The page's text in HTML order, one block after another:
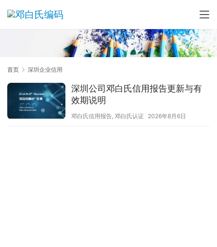
首页 深圳企业信用
深圳公司邓白氏信用报告更新与有
效期说明
邓白氏信用报告 邓白氏认证 2026年8月6日